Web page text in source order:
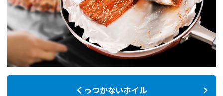
くっつかないホイル